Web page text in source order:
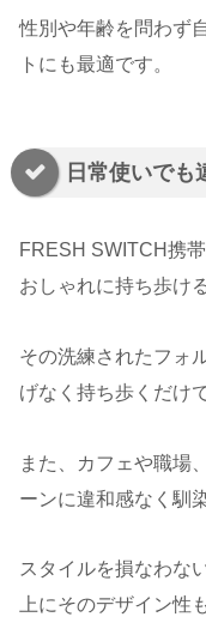
性別や年齢を問わず
トにも最適です。
日常使いで
FRESH SWITCH携
おしゃれに持ち歩け
その洗練されたフォ
げなく持ち歩くだけ
また、カフェや職場
ーンに違和感なく馴
スタイルを損なわな
上にそのデザイン性